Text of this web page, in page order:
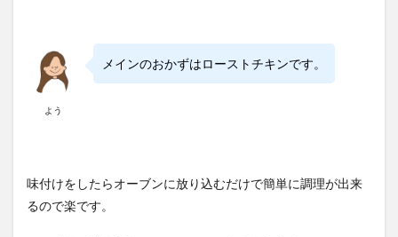
よう
メインのおかずはローストチキンです。
味付けをしたらオーブンに放り込むだけで簡単に調理が出来
るので楽です。